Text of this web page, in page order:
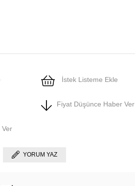
İstek Listeme Ekle
Fiyat Düşünce Haber Ver
Ver
YORUM YAZ